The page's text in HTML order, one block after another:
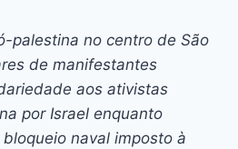
a
d
s
er
e
st
e
dI
n
l
palestina no centro de São
de manifestantes
aos ativistas
por Israel enquanto
naval imposto à